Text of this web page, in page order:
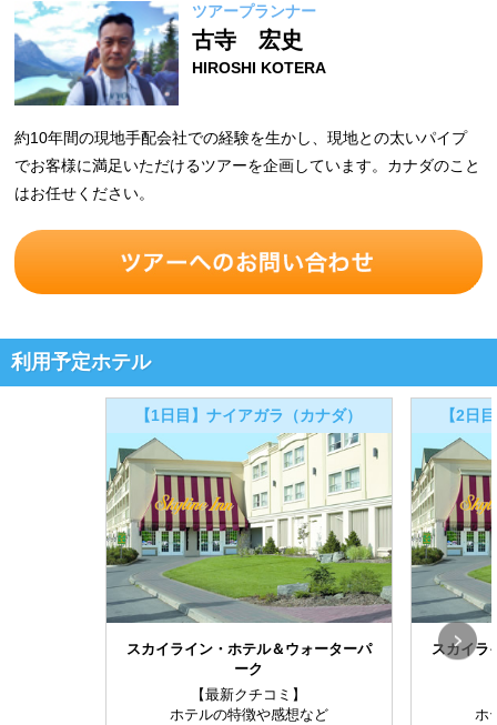
ツアープランナー
古寺 宏史
HIROSHI KOTERA
約10年間の現地手配会社での経験を生かし、現地との太いパイプ
でお客様に満足いただけるツアーを企画しています。カナダのこと
はお任せください。
利用予定ホテル
【1日目】ナイアガラ（カナダ）
スカイライン・ホテル＆ウォーターパ
ーク
【最新クチコミ】
ホテルの特徴や感想など
【2日
スカイラ
ホ